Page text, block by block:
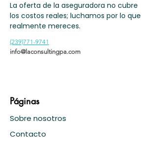
La oferta de la aseguradora no cubre
los costos reales; luchamos por lo que
realmente mereces.
(239)771-9741
info@laconsultingpa.com
Páginas
Sobre nosotros
Contacto